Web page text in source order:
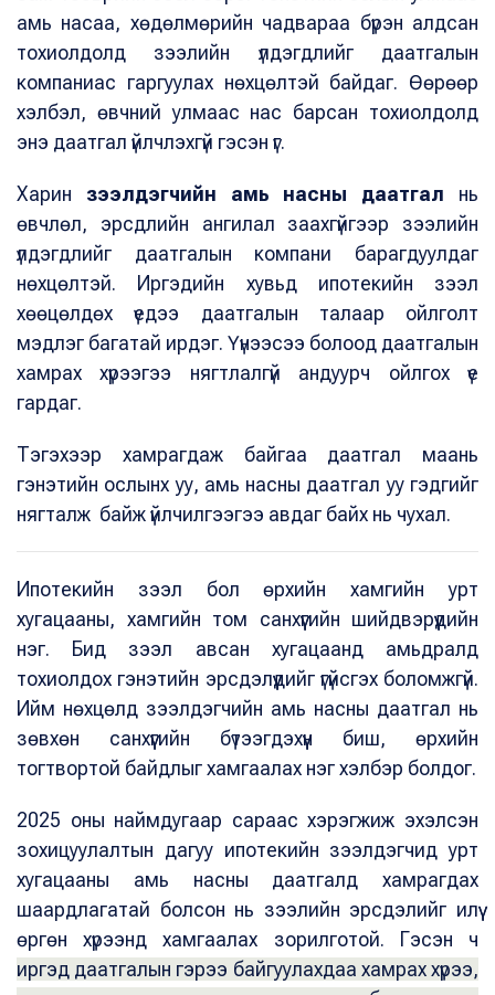
амь насаа, хөдөлмөрийн чадвараа бүрэн алдсан
тохиолдолд зээлийн үлдэгдлийг даатгалын
компаниас гаргуулах нөхцөлтэй байдаг. Өөрөөр
хэлбэл, өвчний улмаас нас барсан тохиолдолд
энэ даатгал үйлчлэхгүй гэсэн үг.
Харин зээлдэгчийн амь насны даатгал нь
өвчлөл, эрсдлийн ангилал заахгүйгээр зээлийн
үлдэгдлийг даатгалын компани барагдуулдаг
нөхцөлтэй. Иргэдийн хувьд ипотекийн зээл
хөөцөлдөх үедээ даатгалын талаар ойлголт
мэдлэг багатай ирдэг. Үүнээсээ болоод даатгалын
хамрах хүрээгээ нягтлалгүй андуурч ойлгох үе
гардаг.
Тэгэхээр хамрагдаж байгаа даатгал маань
гэнэтийн ослынх уу, амь насны даатгал уу гэдгийг
нягталж байж үйлчилгээгээ авдаг байх нь чухал.
Ипотекийн зээл бол өрхийн хамгийн урт
хугацааны, хамгийн том санхүүгийн шийдвэрүүдийн
нэг. Бид зээл авсан хугацаанд амьдралд
тохиолдох гэнэтийн эрсдэлүүдийг үгүйсгэх боломжгүй.
Ийм нөхцөлд зээлдэгчийн амь насны даатгал нь
зөвхөн санхүүгийн бүтээгдэхүүн биш, өрхийн
тогтвортой байдлыг хамгаалах нэг хэлбэр болдог.
2025 оны наймдугаар сараас хэрэгжиж эхэлсэн
зохицуулалтын дагуу ипотекийн зээлдэгчид урт
хугацааны амь насны даатгалд хамрагдах
шаардлагатай болсон нь зээлийн эрсдэлийг илүү
өргөн хүрээнд хамгаалах зорилготой. Гэсэн ч
иргэд даатгалын гэрээ байгуулахдаа хамрах хүрээ,